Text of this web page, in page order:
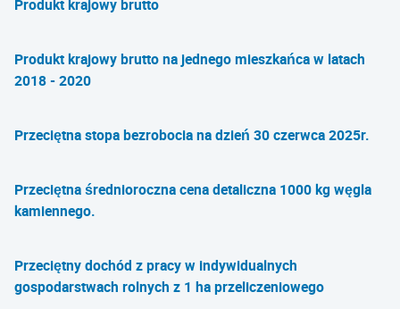
Produkt krajowy brutto
Produkt krajowy brutto na jednego mieszkańca w latach
2018 - 2020
Przeciętna stopa bezrobocia na dzień 30 czerwca 2025r.
Przeciętna średnioroczna cena detaliczna 1000 kg węgla
kamiennego.
Przeciętny dochód z pracy w indywidualnych
gospodarstwach rolnych z 1 ha przeliczeniowego